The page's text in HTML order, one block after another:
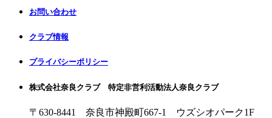
お問い合わせ
クラブ情報
プライバシーポリシー
株式会社奈良クラブ 特定非営利活動法人奈良クラブ
〒630-8441 奈良市神殿町667-1
ウズシオパーク1F